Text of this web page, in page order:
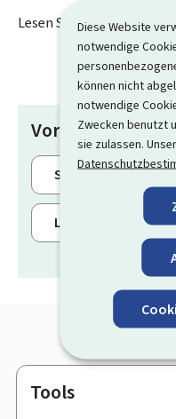
Diese Website
notwendige
können nicht
notwendige
Zwecken benutzt
sie zulassen.
Lesen Sie den Text:Sie
Vorgänge
Sie möchten ein
Lebensereignisse
Footer
Tools